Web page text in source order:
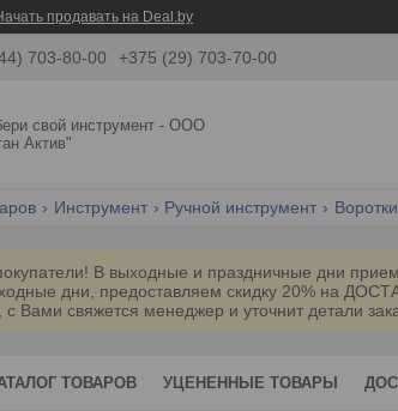
продавать на Deal.by
703-80-00 +375 (29) 703-70-00
свой инструмент - ООО
Актив"
Инструмент Ручной инструмент
В выходные и праздничные дни
дни, предоставляем скидку 20% на
с Вами свяжется менеджер и уточнит детали
ТОВАРОВ УЦЕНЕННЫЕ ТОВАРЫ